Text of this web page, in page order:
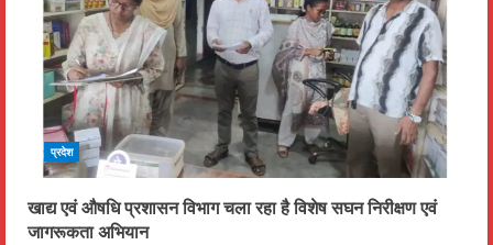
प्रदेश
खाद्य एवं औषधि प्रशासन विभाग चला रहा है विशेष सघन निरीक्षण एवं
जागरूकता अभियान